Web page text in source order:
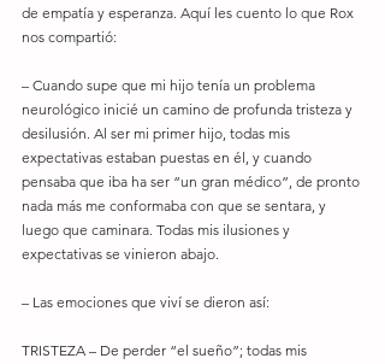
de empatía y esperanza. Aquí les cuento lo que Rox
nos compartió:
– Cuando supe que mi hijo tenía un problema
neurológico inicié un camino de profunda tristeza y
desilusión. Al ser mi primer hijo, todas mis
expectativas estaban puestas en él, y cuando
pensaba que iba ha ser “un gran médico”, de pronto
nada más me conformaba con que se sentara, y
luego que caminara. Todas mis ilusiones y
expectativas se vinieron abajo.
– Las emociones que viví se dieron así:
TRISTEZA – De perder “el sueño”; todas mis